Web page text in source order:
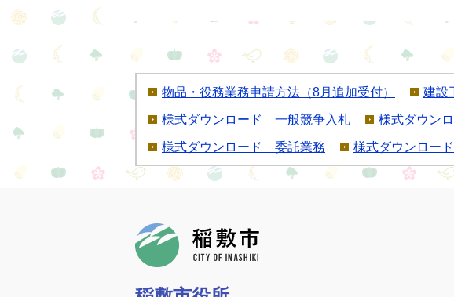
物品・役務業務申請方法（8月追加受付） 建設
様式ダウンロード 一般競争入札 様式ダウン
様式ダウンロード 委託業務 様式ダウンロー